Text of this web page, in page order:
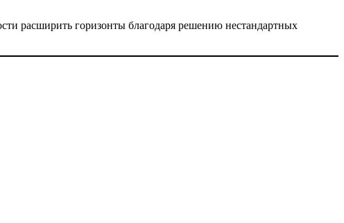
расширить горизонты благодаря решению нестандартных